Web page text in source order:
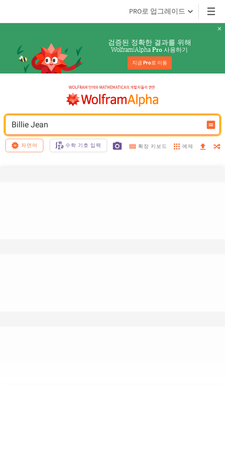
PRO로 업그레이드
검증된 정확한 결과를 위해
Wolfram|Alpha Pro 사용하기
지금 Pro로 이동
Billie Jean
자연어 수학 기호 입력 확장 키보드 예제